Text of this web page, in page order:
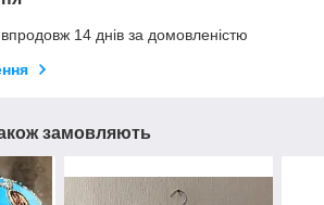
14 днів за домовленістю
замовляють